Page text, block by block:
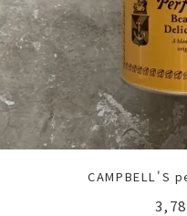
CAMPBELL'S